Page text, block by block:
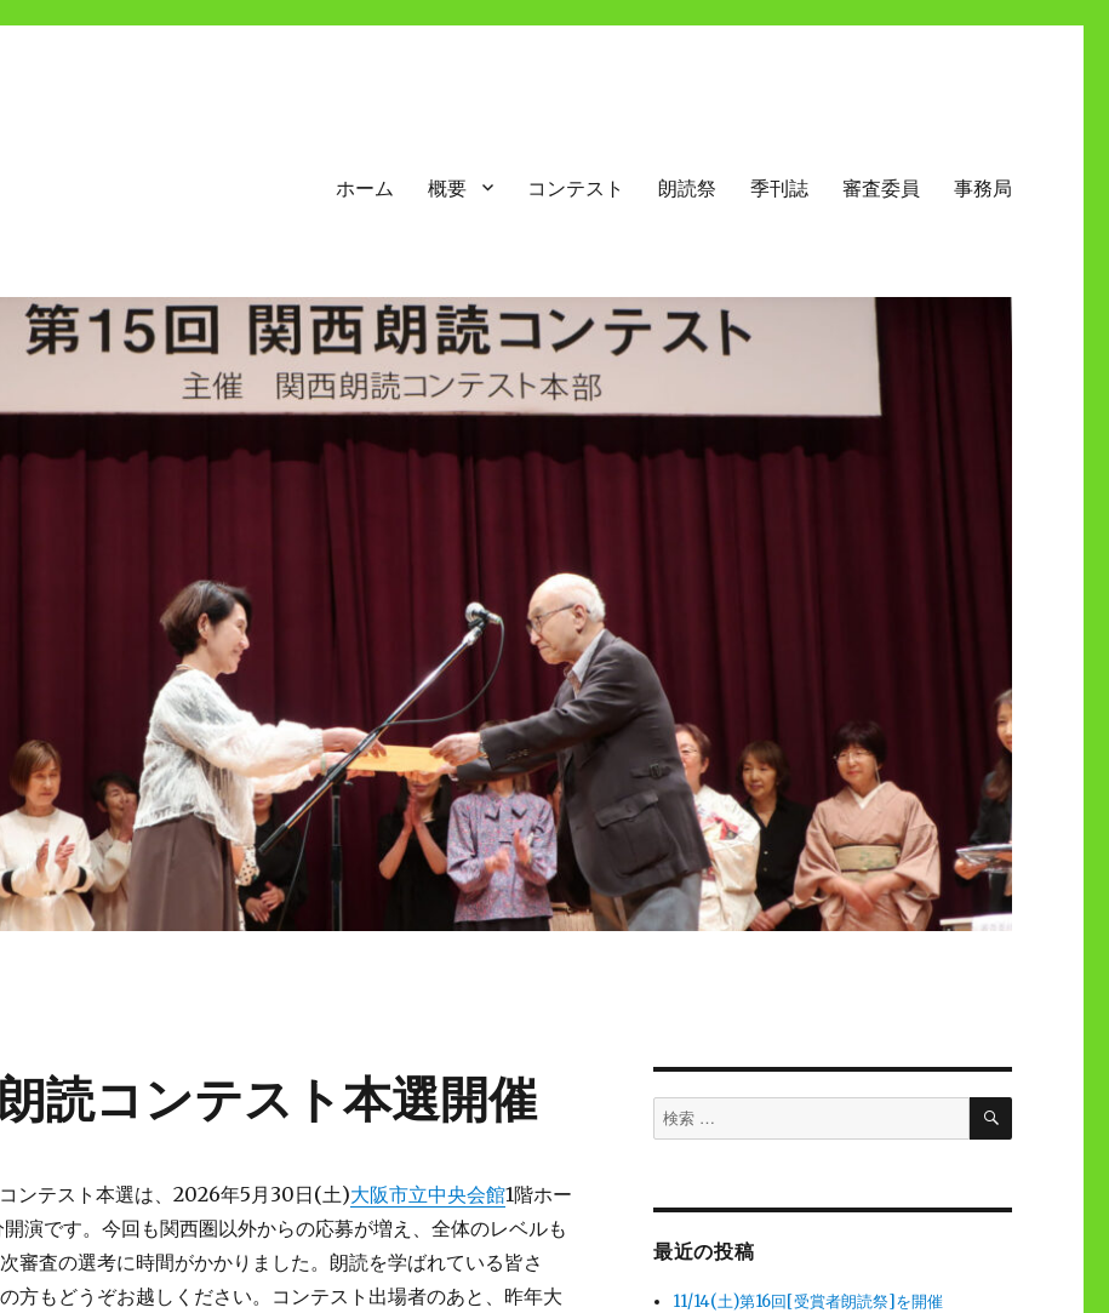
ホーム 概要 コンテスト 朗読祭 季刊誌 審査委員 事務局
読コンテスト本選開催
ンテスト本選は、2026年5月30日(土)大阪市立中央会館1階ホー
演です。今回も関西圏以外からの応募が増え、全体のレベルも
審査の選考に時間がかかりました。朗読を学ばれている皆さ
方もどうぞお越しください。コンテスト出場者のあと、昨年大
検
索
検
最近の投稿
11/14(土)第16回[受賞者朗読祭]を開催